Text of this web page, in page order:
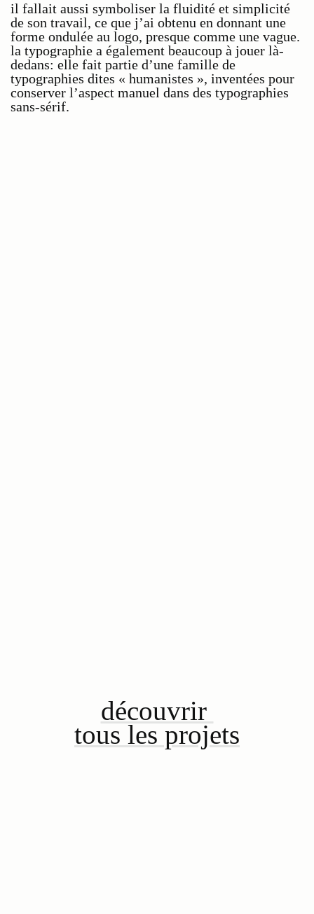
il fallait aussi symboliser la fluidité et simplicité
de son travail, ce que j’ai obtenu en donnant une
forme ondulée au logo, presque comme une vague.
la typographie a également beaucoup à jouer là-
dedans: elle fait partie d’une famille de
typographies dites « humanistes », inventées pour
conserver l’aspect manuel dans des typographies
sans-sérif.
découvrir
tous les projets